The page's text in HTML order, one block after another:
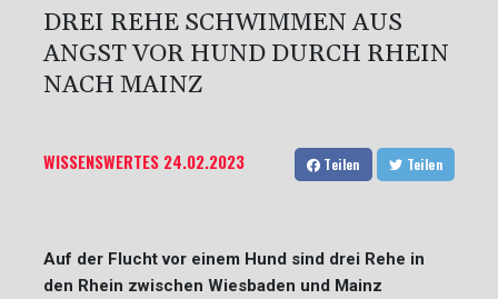
DREI REHE SCHWIMMEN AUS
ANGST VOR HUND DURCH RHEIN
NACH MAINZ
WISSENSWERTES 24.02.2023 Teilen Teilen
Auf der Flucht vor einem Hund sind drei Rehe in
den Rhein zwischen Wiesbaden und Mainz